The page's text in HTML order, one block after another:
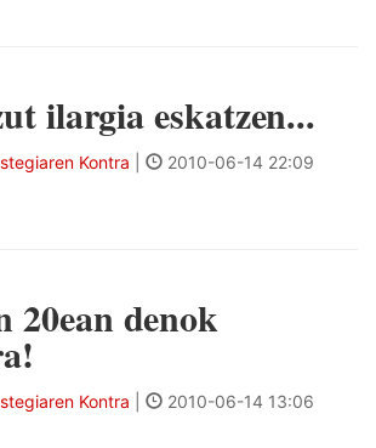
ilargia eskatzen...
Kontra 2010-06-14 22:09
20ean denok
Kontra 2010-06-14 13:06